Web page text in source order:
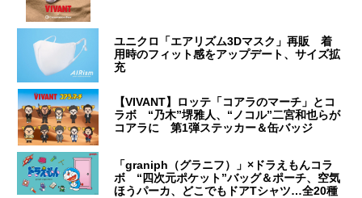
ユニクロ「エアリズム3Dマスク」再販 着
用時のフィット感をアップデート、サイズ拡
充
【VIVANT】ロッテ「コアラのマーチ」とコ
ラボ “乃木”堺雅人、“ノコル”二宮和也らが
コアラに 第1弾ステッカー＆缶バッジ
「graniph（グラニフ）」×ドラえもんコラ
ボ “四次元ポケット”バッグ＆ポーチ、空気
ほうパーカ、どこでもドアTシャツ…全20種